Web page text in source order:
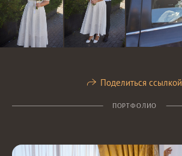
Поделиться ссылкой
ПОРТФОЛИО